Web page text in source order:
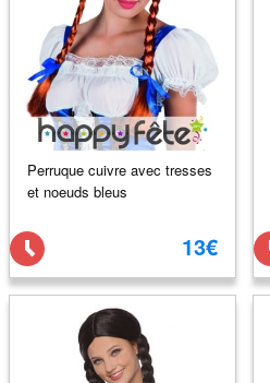
Perruque cuivre avec tresses
et noeuds bleus
13€